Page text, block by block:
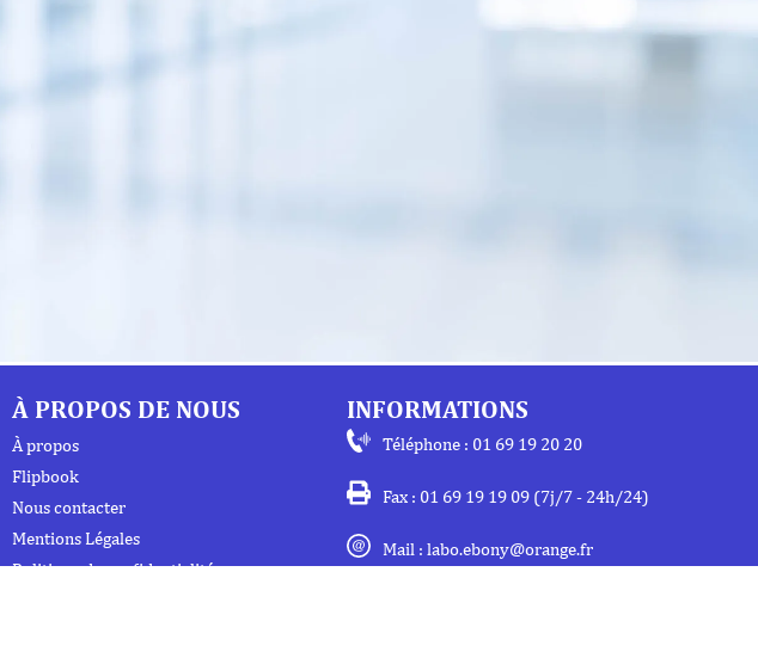
À PROPOS DE NOUS
À propos
Flipbook
Nous contacter
Mentions Légales
Politique de confidentialité
INFORMATIONS
Téléphone : 01 69 19 20 20
Fax : 01 69 19 19 09 (7j/7 - 24h/24)
Mail : labo.ebony@orange.fr